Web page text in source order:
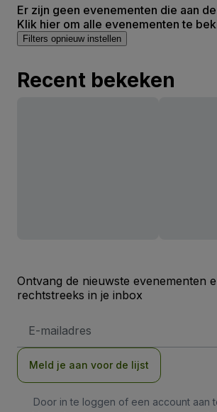
Er zijn geen evenementen die aan
Klik hier om alle evenementen te
Filters opnieuw instellen
Recent bekeken
Ontvang de nieuwste evenementen
rechtstreeks in je inbox
mailadres
Meld je aan voor de lijst
Door in te loggen of een account aan